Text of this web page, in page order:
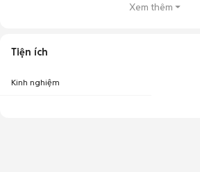
Xem thêm
Tiện ích
Kinh nghiệm